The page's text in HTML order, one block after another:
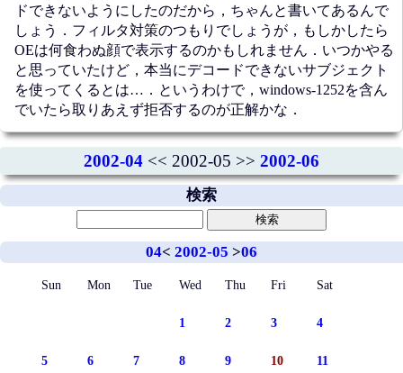
ドできないようにしたのだから，ちゃんと書いてあるんで
しょう．フィルタ対策のつもりでしょうが，もしかしたら
OEは何食わぬ顔で表示するのかもしれません．いつかやる
と思っていたけど，本当にデコードできないサブジェクト
を使ってくるとは…．というわけで，windows-1252を含ん
でいたら取りあえず拒否するのが正解かな．
2002-04 << 2002-05 >> 2002-06
検索
04< 2002-05 >06
Sun Mon Tue Wed Thu Fri Sat
1 2 3 4
5 6 7 8 9 10 11